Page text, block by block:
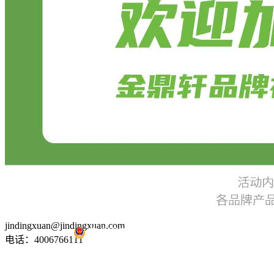
jindingxuan@jindingxuan.com
电话：4006766111
京公网安备 11010502035345号